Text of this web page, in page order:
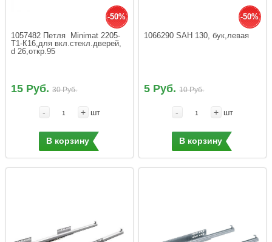
-50%
1057482 Петля  Minimat 2205-
Т1-К16,для вкл.стекл.дверей,
d 26,откр.95
15 Руб.30 Руб.
- + шт
В корзину
-50%
1066290 SАН 130, бук,левая
5 Руб.10 Руб.
- + шт
В корзину